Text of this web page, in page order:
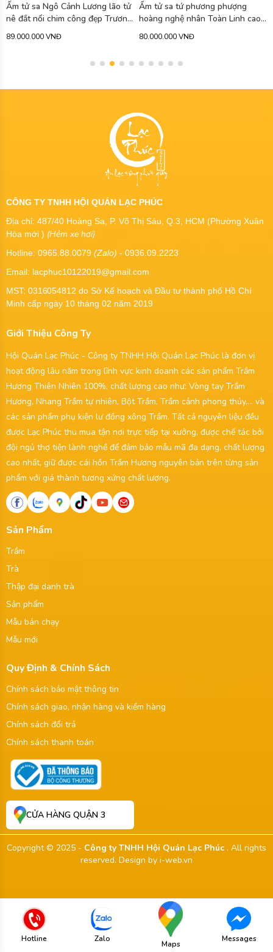
Ấm tử sa tứ phương phượng
hoàng nghệ nhân Toàn Linh cao
cấp 750ml ATS471
80.000.000 VNĐ
Ấm tử sa tuyết hoa hoàng kim
đoạn nê vẽ rồng cao cấp 340ml
ATS463
79.900.000 VNĐ
CÔNG TY TNHH HỘI QUÁN LẠC PHÚC
Địa chỉ: 487/40 Hoàng Sa, P. Võ Thị Sáu, Q.3, HCM (Phường Xuân
Hòa mới ) (Hẻm xe hơi)
Hotline: 0965.88.0079 (Zalo) - 0936.09.2223
Email: lacphuc10122019@gmail.com
MST: 0316054812 do Sở Kế hoạch và Đầu tư thành phố Hồ Chí
Minh cấp ngày 10 tháng 02 năm 2019
Giới Thiệu Công Ty
Hội Quán Lạc Phúc - Công ty TNHH Hội Quán Lạc Phúc là đơn vị
hoạt động lâu năm trong lĩnh vực kinh doanh các sản phẩm Trầm
Hương Thiên Nhiên 100%, chất lượng cao như: Vòng tay Trầm
Hương, Nhang Trầm tự nhiên, Bột Trầm, Trầm cảnh phong thủy,... và
các sản phẩm phụ kiện lư đồng xông Trầm. Tất cả nguyên liệu đều
được Lạc Phúc thu mua tận nơi trực tiếp tại xưởng, được chế tác bởi
đội ngủ thợ tiện lành nghề để đảm bảo mẫu mã đa dạng, chất lượng
cao nhất, giữ được cái hồn Trầm Hương nguyên bản trên từng sản
phẩm với giá thành tương xứng chất lượng.
Sản Phẩm
Trầm
Trà
Thập đại danh trà
Sản phẩm
Mẫu bán chạy
Mẫu mới
Quy Định & Chính Sách
Chính sách bảo mật thông tin
Chính sách giao, nhận hàng và kiểm hàng
Chính sách đổi trả
Chính sách thanh toán
CỬA HÀNG QUẬN 3
Copyright © 2025 - Công ty TNHH Hội Quán Lạc Phúc . All rights
reserved. Design by i-web.vn
Hotline Zalo
Maps
Messages